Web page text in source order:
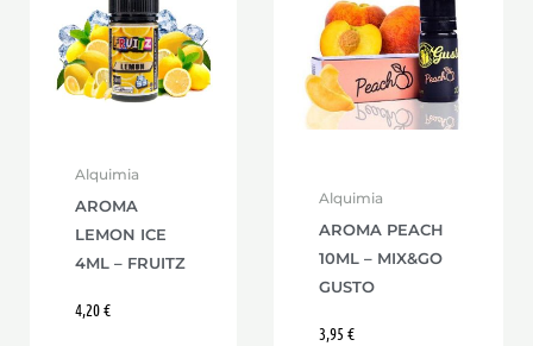
Alquimia
AROMA
LEMON ICE
4ML – FRUITZ
4,20€
Alquimia
AROMA PEACH
10ML – MIX&GO
GUSTO
3,95 €